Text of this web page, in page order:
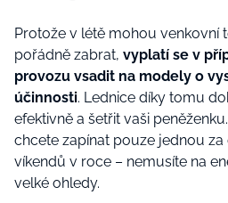
Protože v létě mohou venkovní
pořádně zabrat, vyplatí se v
provozu vsadit na modely o
účinnosti. Lednice díky tomu
efektivně a šetřit vaši
chcete zapínat pouze jednou za
víkendů v roce – nemusíte na
velké ohledy.